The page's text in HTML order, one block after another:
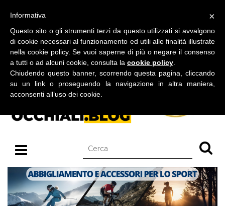
BLOG SU OCCHIALI DA SOLE E OCCHIALI DA VISTA
×
Informativa
Questo sito o gli strumenti terzi da questo utilizzati si avvalgono
di cookie necessari al funzionamento ed utili alle finalità illustrate
nella cookie policy. Se vuoi saperne di più o negare il consenso
a tutti o ad alcuni cookie, consulta la cookie policy
Chiudendo questo banner, scorrendo questa pagina, cliccando
su un link o proseguendo la navigazione in altra maniera,
acconsenti all’uso dei cookie.